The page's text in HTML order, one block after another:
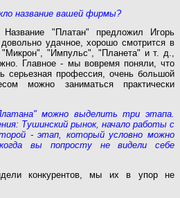
название вашей фирмы?
Название "Платан" предложил Игорь
удачное, хорошо смотрится в
"Микрон", "Импульс", "Планета" и т. д.,
Главное - мы вовремя поняли, что
серьезная профессия, очень большой
можно заниматься практически
можно выделить три этапа.
Тушинский рынок, начало работы с
- этап, который условно можно
когда вы попросту не видели себе
конкурентов, мы их в упор не